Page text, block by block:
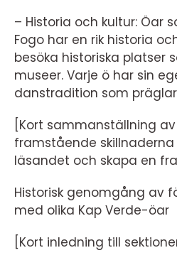
– Historia och kultur: Öar
Fogo har en rik historia
besöka historiska platser
museer. Varje ö har sin
danstradition som
[Kort sammanställning
framstående
läsandet och skapa en
Historisk genomgång av
med olika Kap Verde-öar
[Kort inledning till